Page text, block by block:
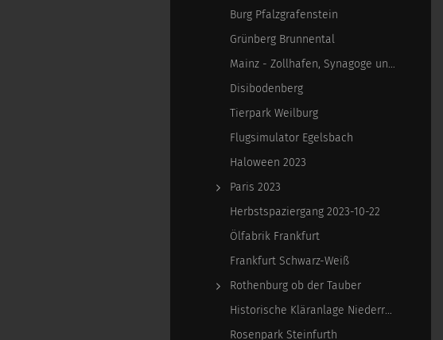
Burg Pfalzgrafenstein
Grünberg Brunnental
Mainz - Zollhafen, Synagoge und Sonstiges
Disibodenberg
Tierpark Weilburg
Flugsimulator Egelsbach
Haloween 2023
Paris 2023
Herbstspaziergang 2023-10-22
Ölfabrik Frankfurt
Frankfurt Schwarz-Weiß
Rothenburg ob der Tauber
Historische Kläranlage Niederrad
Rosenpark Steinfurth